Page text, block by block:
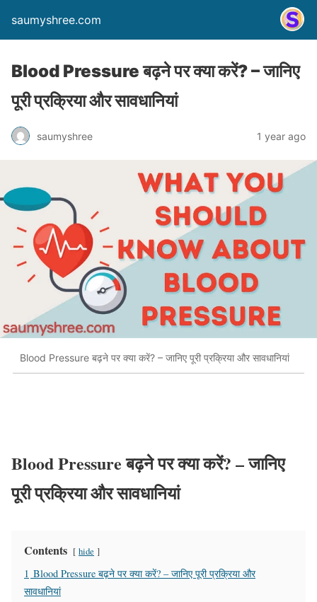
saumyshree.com
Blood Pressure बढ़ने पर क्या करें? – जानिए
पूरी प्रक्रिया और सावधानियां
saumyshree 1 year ago
Blood Pressure बढ़ने पर क्या करें? – जानिए पूरी प्रक्रिया और सावधानियां
Blood Pressure बढ़ने पर क्या करें? – जानिए
पूरी प्रक्रिया और सावधानियां
Contents hide
1 Blood Pressure बढ़ने पर क्या करें? – जानिए पूरी प्रक्रिया और
सावधानियां